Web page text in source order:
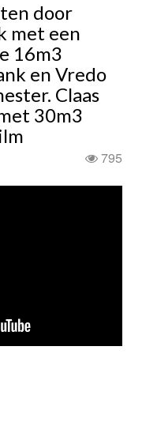
door
met een
16m3
en Vredo
Claas
30m3
795